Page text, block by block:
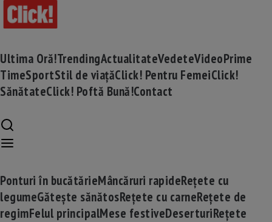
Ultima Oră!TrendingActualitateVedeteVideoPrime
TimeSportStil de viațăClick! Pentru FemeiClick!
SănătateClick! Poftă Bună!Contact
Ponturi în bucătărieMâncăruri rapideRețete cu
legumeGătește sănătosRețete cu carneRețete de
regimFelul principalMese festiveDeserturiRețete